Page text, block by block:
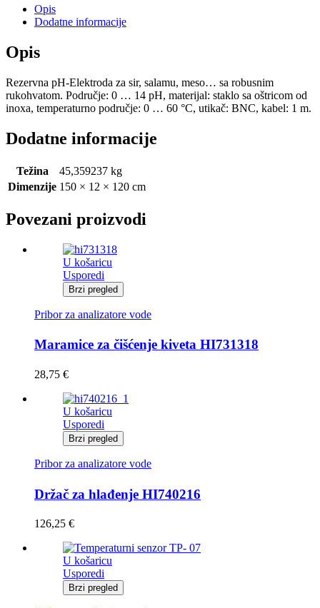
Opis
Dodatne informacije
Opis
Rezervna pH-Elektroda za sir, salamu, meso… sa robusnim
rukohvatom. Područje: 0 … 14 pH, materijal: staklo sa oštricom od
inoxa, temperaturno područje: 0 … 60 °C, utikač: BNC, kabel: 1 m.
Dodatne informacije
Težina
45,359237 kg
Dimenzije 150 × 12 × 120 cm
Povezani proizvodi
U košaricu
Usporedi
Brzi pregled
Pribor za analizatore vode
Maramice za čišćenje kiveta HI731318
28,75 €
U košaricu
Usporedi
Brzi pregled
Pribor za analizatore vode
Držač za hlađenje HI740216
126,25 €
U košaricu
Usporedi
Brzi pregled